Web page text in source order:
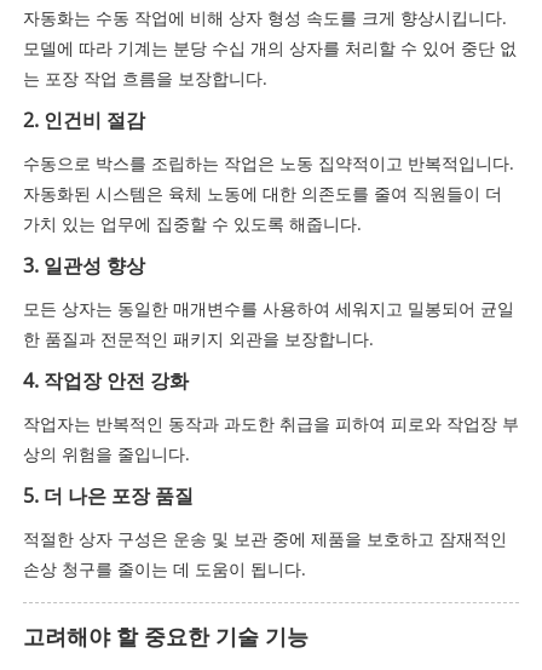
자동화는 수동 작업에 비해 상자 형성 속도를 크게 향상시킵니다.
모델에 따라 기계는 분당 수십 개의 상자를 처리할 수 있어 중단 없
는 포장 작업 흐름을 보장합니다.
2. 인건비 절감
수동으로 박스를 조립하는 작업은 노동 집약적이고 반복적입니다.
자동화된 시스템은 육체 노동에 대한 의존도를 줄여 직원들이 더
가치 있는 업무에 집중할 수 있도록 해줍니다.
3. 일관성 향상
모든 상자는 동일한 매개변수를 사용하여 세워지고 밀봉되어 균일
한 품질과 전문적인 패키지 외관을 보장합니다.
4. 작업장 안전 강화
작업자는 반복적인 동작과 과도한 취급을 피하여 피로와 작업장 부
상의 위험을 줄입니다.
5. 더 나은 포장 품질
적절한 상자 구성은 운송 및 보관 중에 제품을 보호하고 잠재적인
손상 청구를 줄이는 데 도움이 됩니다.
고려해야 할 중요한 기술 기능